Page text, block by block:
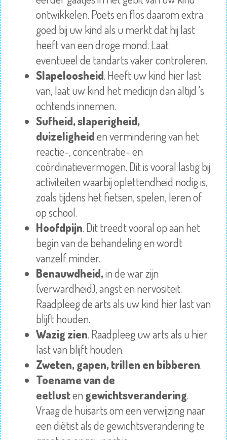
ontwikkelen. Poets en flos daarom extra
goed bij uw kind als u merkt dat hij last
heeft van een droge mond. Laat
eventueel de tandarts vaker controleren.
Slapeloosheid. Heeft uw kind hier last
van, laat uw kind het medicijn dan altijd 's
ochtends innemen.
Sufheid, slaperigheid,
duizeligheiden vermindering van het
reactie-, concentratie- en
coördinatievermogen. Dit is vooral lastig bij
activiteiten waarbij oplettendheid nodig is,
zoals tijdens het fietsen, spelen, leren of
op school.
Hoofdpijn. Dit treedt vooral op aan het
begin van de behandeling en wordt
vanzelf minder.
Benauwdheid,in de war zijn
(verwardheid), angst en nervositeit.
Raadpleeg de arts als uw kind hier last van
blijft houden.
Wazig zien. Raadpleeg uw arts als u hier
last van blijft houden.
Zweten, gapen, trillen en bibberen.
Toename van de
eetlusten gewichtsverandering.
Vraag de huisarts om een verwijzing naar
een diëtist als de gewichtsverandering te